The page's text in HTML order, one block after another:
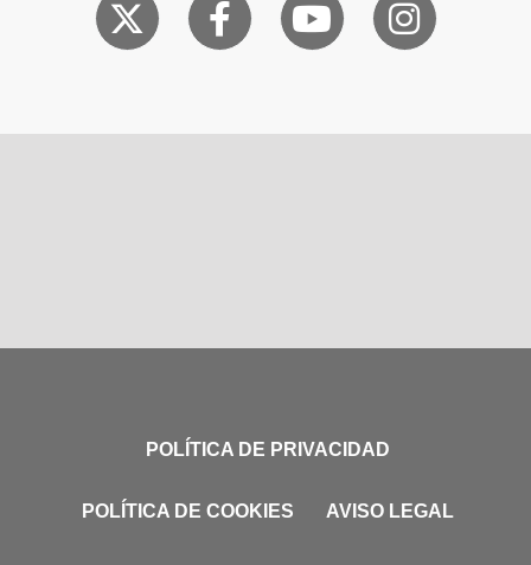
POLÍTICA DE PRIVACIDAD
POLÍTICA DE COOKIES AVISO LEGAL